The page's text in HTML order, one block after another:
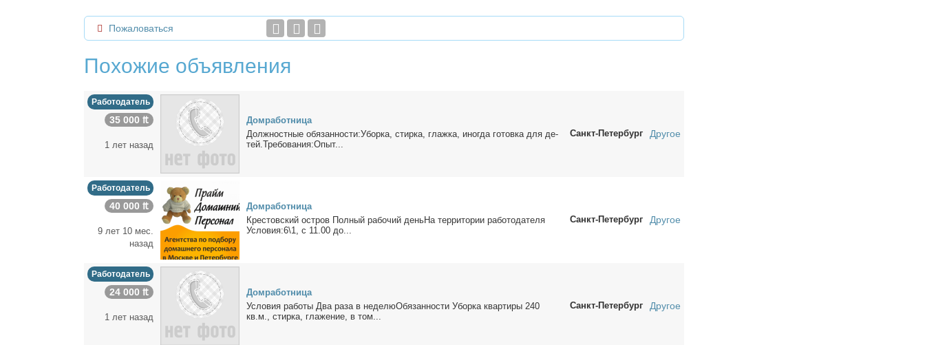
Пожаловаться
Похожие объявления
Работодатель
35 000 ₶
1 лет назад
Дом­ра­бот­ни­ца
Долж­ност­ные обя­зан­но­сти:Убор­ка, стир­ка, глаж­ка, ино­гда го­тов­ка для де­
тей.Тре­бо­ва­ния:Опыт...
Санкт-Петербург Другое
Работодатель
40 000 ₶
9 лет 10 мес.
назад
Дом­ра­бот­ни­ца
Кре­стов­ский ост­ров Пол­ный ра­бо­чий деньНа тер­ри­то­рии ра­бо­то­да­те­ля
Усло­вия:6\1, c 11.00 до...
Санкт-Петербург Другое
Работодатель
24 000 ₶
1 лет назад
Дом­ра­бот­ни­ца
Усло­вия ра­бо­ты Два ра­за в неделюОбязанности Убор­ка квар­ти­ры 240
кв.м., стир­ка, гла­же­ние, в том...
Санкт-Петербург Другое